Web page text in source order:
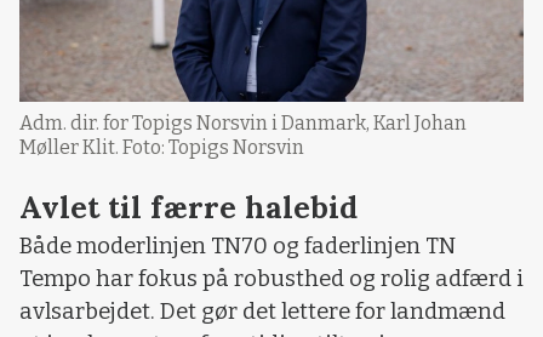
Adm. dir. for Topigs Norsvin i Danmark, Karl Johan
Møller Klit. Foto: Topigs Norsvin
Avlet til færre halebid
Både moderlinjen TN70 og faderlinjen TN
Tempo har fokus på robusthed og rolig adfærd i
avlsarbejdet. Det gør det lettere for landmænd